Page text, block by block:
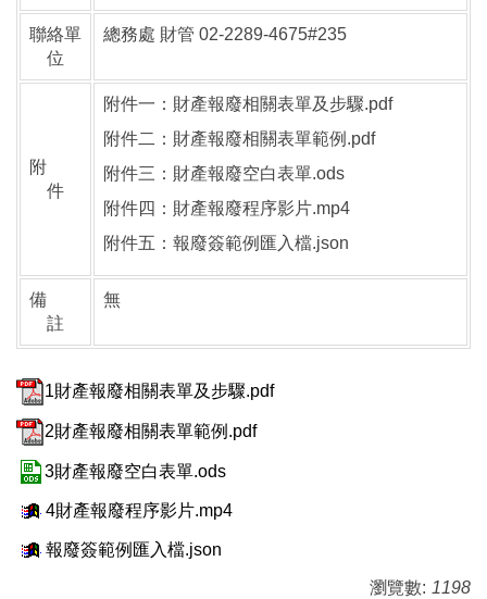
聯絡單
位
總務處 財管 02-2289-4675#235
附
件
附件一：財產報廢相關表單及步驟.pdf
附件二：財產報廢相關表單範例.pdf
附件三：財產報廢空白表單.ods
附件四：財產報廢程序影片.mp4
附件五：報廢簽範例匯入檔.json
備
註
無
1財產報廢相關表單及步驟.pdf
2財產報廢相關表單範例.pdf
3財產報廢空白表單.ods
4財產報廢程序影片.mp4
報廢簽範例匯入檔.json
瀏覽數: 1198